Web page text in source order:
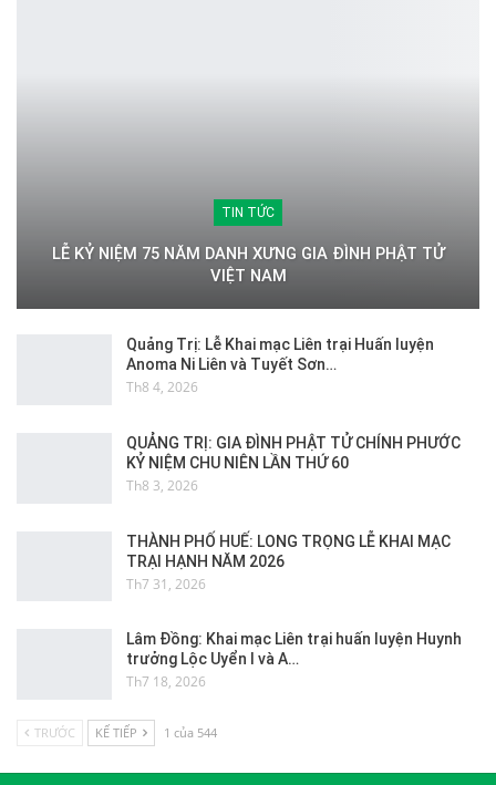
TIN TỨC
LỄ KỶ NIỆM 75 NĂM DANH XƯNG GIA ĐÌNH PHẬT TỬ
VIỆT NAM
Quảng Trị: Lễ Khai mạc Liên trại Huấn luyện
Anoma Ni Liên và Tuyết Sơn…
Th8 4, 2026
QUẢNG TRỊ: GIA ĐÌNH PHẬT TỬ CHÍNH PHƯỚC
KỶ NIỆM CHU NIÊN LẦN THỨ 60
Th8 3, 2026
THÀNH PHỐ HUẾ: LONG TRỌNG LỄ KHAI MẠC
TRẠI HẠNH NĂM 2026
Th7 31, 2026
Lâm Đồng: Khai mạc Liên trại huấn luyện Huynh
trưởng Lộc Uyển I và A…
Th7 18, 2026
TRƯỚC KẾ TIẾP 1 của 544